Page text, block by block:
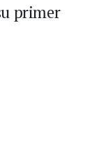
primer